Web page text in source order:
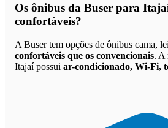
Os ônibus da Buser para
confortáveis?
A Buser tem opções de ônibus cama,
confortáveis que os convencionais. A
Itajaí possui ar-condicionado, Wi-Fi,